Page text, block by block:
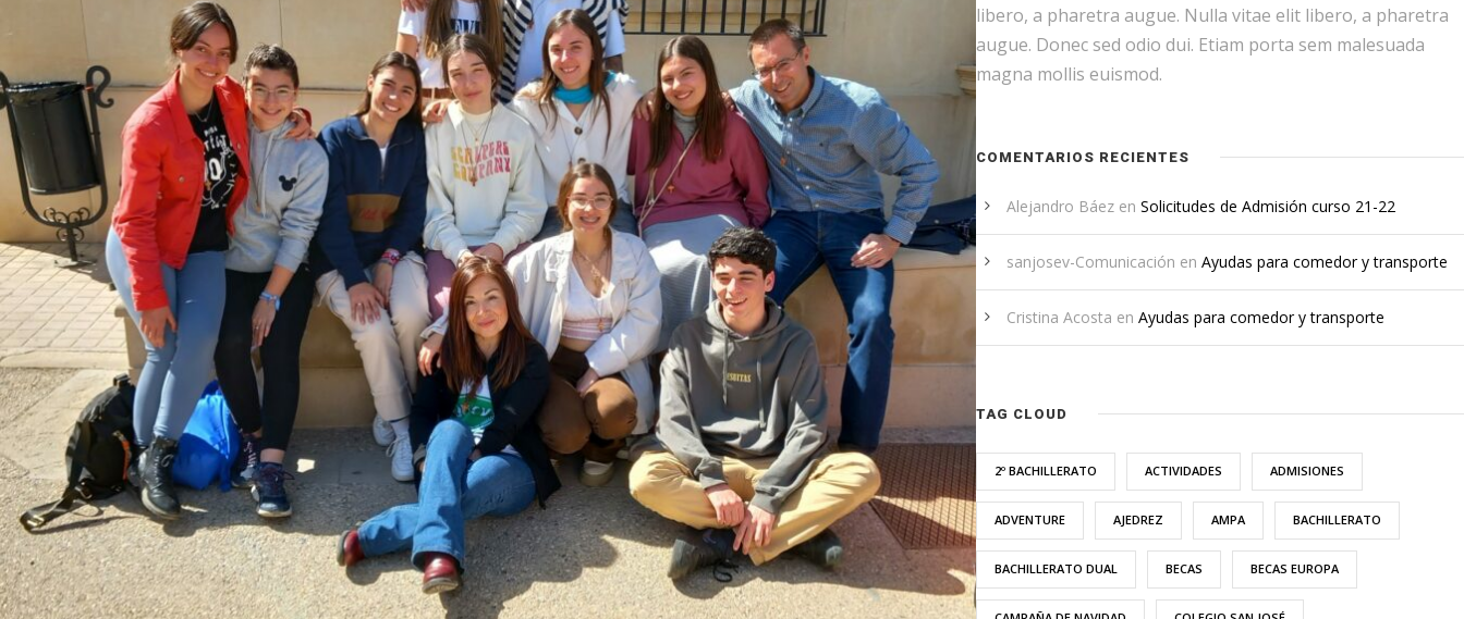
libero, a pharetra augue. Nulla vitae elit libero, a pharetra
augue. Donec sed odio dui. Etiam porta sem malesuada
magna mollis euismod.
COMENTARIOS RECIENTES
Alejandro Báez enSolicitudes de Admisión curso 21-22
sanjosev-Comunicación enAyudas para comedor y transporte
Cristina Acosta enAyudas para comedor y transporte
TAG CLOUD
2º BACHILLERATO ACTIVIDADES ADMISIONES
ADVENTURE AJEDREZ AMPA BACHILLERATO
BACHILLERATO DUAL BECAS BECAS EUROPA